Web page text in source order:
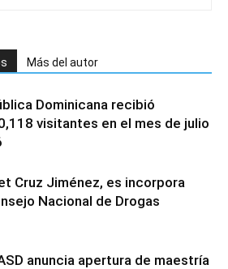
Más del autor
Dominicana recibió
visitantes en el mes de julio
Cruz Jiménez, es incorpora
Nacional de Drogas
anuncia apertura de maestría